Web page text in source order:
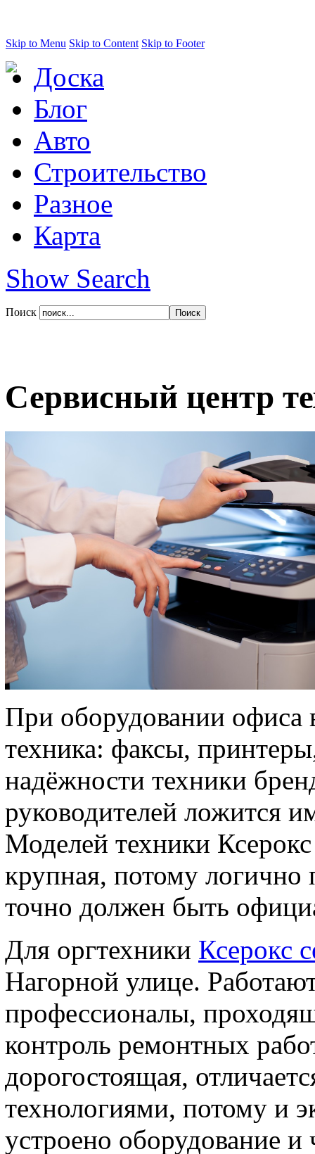
Skip to Menu Skip to Content Skip to Footer
Доска
Блог
Авто
Строительство
Разное
Карта
Show Search
Поиск
Сервисный центр
При оборудовании офиса
техника: факсы,
надёжности техники
руководителей ложится
Моделей техники
крупная, потому
точно должен быть
Для оргтехники Ксерокс
Нагорной улице.
профессионалы,
контроль ремонтных
дорогостоящая,
технологиями, потому и
устроено оборудование и